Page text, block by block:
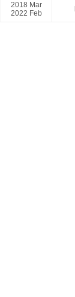
2018 Mar
2022 Feb